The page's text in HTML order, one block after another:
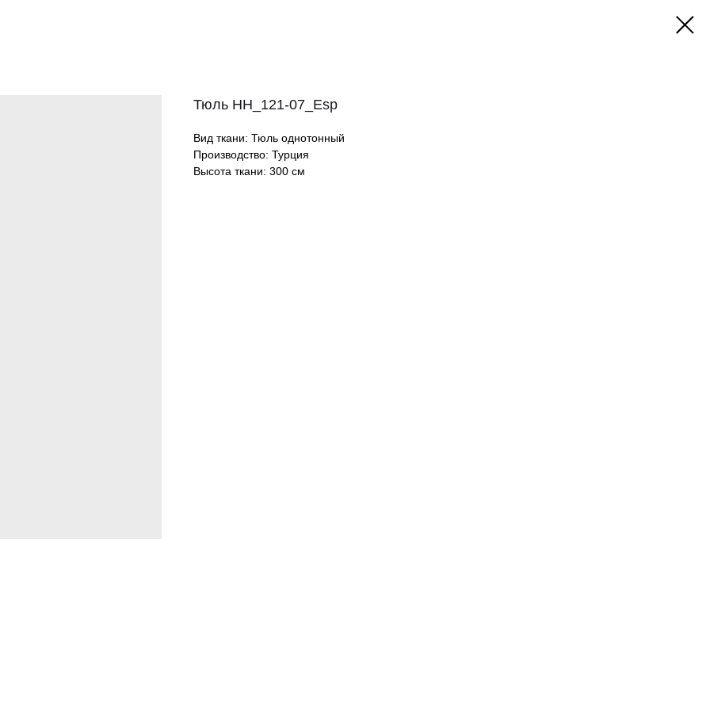
Тюль HH_121-07_Esp
Вид ткани: Тюль однотонный
Производство: Турция
Высота ткани: 300 см